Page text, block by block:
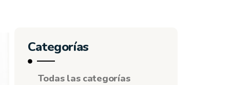
Categorías
Todas las categorías